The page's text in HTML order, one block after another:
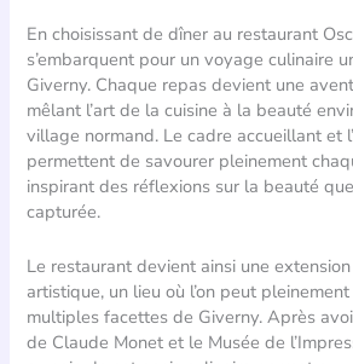
En choisissant de dîner au restaurant
s’embarquent pour un voyage culinaire
Giverny. Chaque repas devient une
mêlant l’art de la cuisine à la beauté
village normand. Le cadre accueillant et
permettent de savourer pleinement
inspirant des réflexions sur la beauté
capturée.
Le restaurant devient ainsi une
artistique, un lieu où l’on peut
multiples facettes de Giverny. Après
de Claude Monet et le Musée de